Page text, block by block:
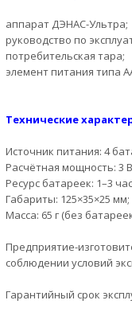
аппарат ДЭНАС-Ультра;
руководство по
потребительская тара;
элемент питания типа
Технические
Источник питания: 4
Расчётная мощность: 3
Ресурс батареек: 1–3
Габариты: 125×35×25 мм;
Масса: 65 г (без
Пpедприятиe-
cоблюдeнии услoвий
Гарaнтийный cрoк